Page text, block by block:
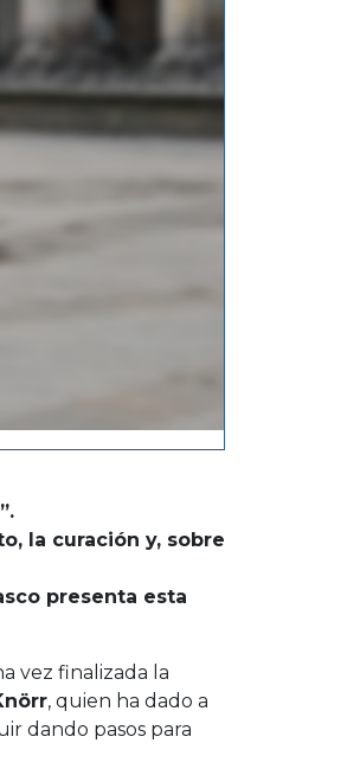
la curación y, sobre
presenta esta
vez finalizada la
, quien ha dado a
dando pasos para